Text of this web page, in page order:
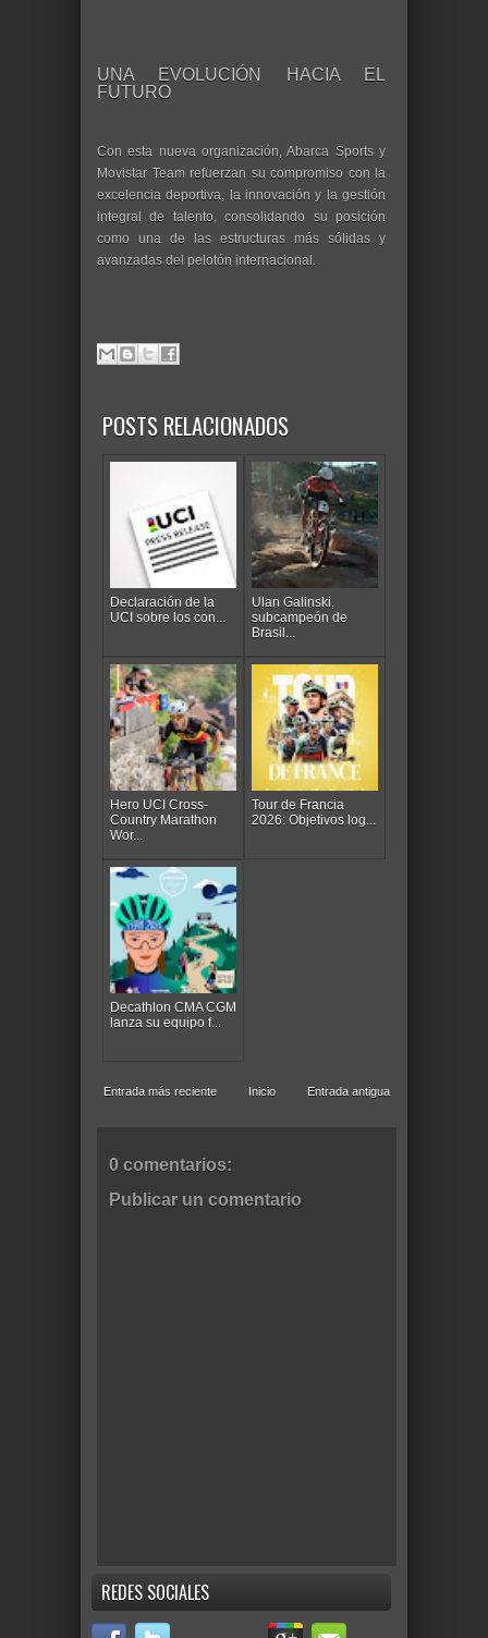
UNA EVOLUCIÓN HACIA EL
FUTURO
Con esta nueva organización, Abarca Sports y
Movistar Team refuerzan su compromiso con la
excelencia deportiva, la innovación y la gestión
integral de talento, consolidando su posición
como una de las estructuras más sólidas y
avanzadas del pelotón internacional.
POSTS RELACIONADOS
Declaración de la
UCI sobre los con...
Ulan Galinski,
subcampeón de
Brasil...
Hero UCI Cross-
Country Marathon
Wor...
Tour de Francia
2026: Objetivos log...
Decathlon CMA CGM
lanza su equipo f...
Entrada más reciente Entrada antigua
Inicio
0 comentarios:
Publicar un comentario
REDES SOCIALES